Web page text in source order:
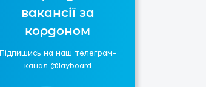
вакансії за
кордоном
Підпишись на наш телеграм-
канал @layboard